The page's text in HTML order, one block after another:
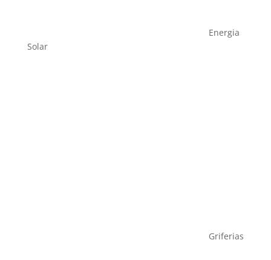
Energia
Solar
Griferias